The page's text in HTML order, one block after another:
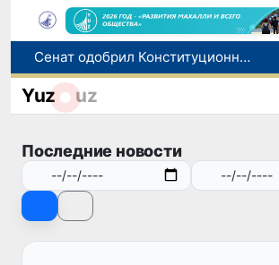
Сенат одобрил Конституционный закон о правовом статусе Администрации Президента Республики Узбекистан
В Ташкенте задержали подозреваемых в распространении крупной партии наркотиков
Страны Центральной Азии одобрили проект автоматизированного учета воды в бассейне Сырдарьи
Yuz uz
Последние новости